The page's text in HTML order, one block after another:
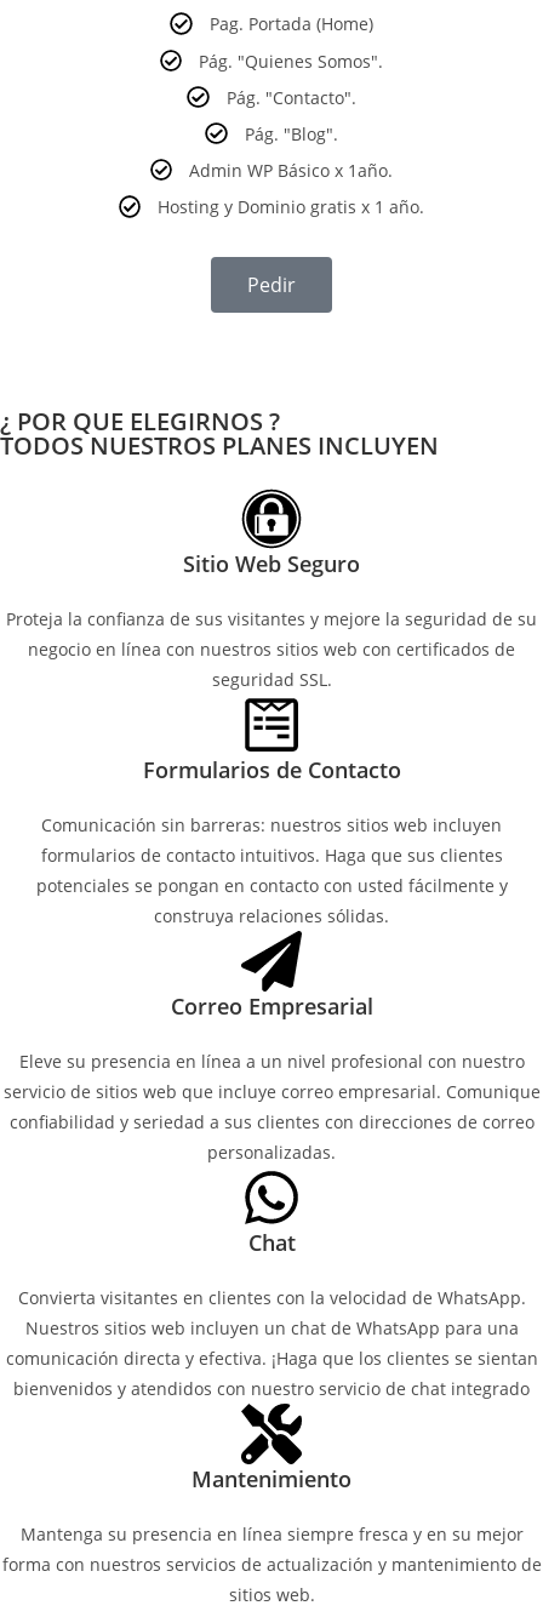
Pag. Portada (Home)
Pág. "Quienes Somos".
Pág. "Contacto".
Pág. "Blog".
Admin WP Básico x 1año.
Hosting y Dominio gratis x 1 año.
Pedir
¿ POR QUE ELEGIRNOS ?
TODOS NUESTROS PLANES INCLUYEN
Sitio Web Seguro
Proteja la confianza de sus visitantes y mejore la seguridad de su
negocio en línea con nuestros sitios web con certificados de
seguridad SSL.
Formularios de Contacto
Comunicación sin barreras: nuestros sitios web incluyen
formularios de contacto intuitivos. Haga que sus clientes
potenciales se pongan en contacto con usted fácilmente y
construya relaciones sólidas.
Correo Empresarial
Eleve su presencia en línea a un nivel profesional con nuestro
servicio de sitios web que incluye correo empresarial. Comunique
confiabilidad y seriedad a sus clientes con direcciones de correo
personalizadas.
Chat
Convierta visitantes en clientes con la velocidad de WhatsApp.
Nuestros sitios web incluyen un chat de WhatsApp para una
comunicación directa y efectiva. ¡Haga que los clientes se sientan
bienvenidos y atendidos con nuestro servicio de chat integrado
Mantenimiento
Mantenga su presencia en línea siempre fresca y en su mejor
forma con nuestros servicios de actualización y mantenimiento de
sitios web.